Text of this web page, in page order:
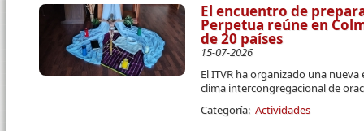
El encuentro de
Perpetua reúne en
de 20 países
15-07-2026
El ITVR ha organizado una
clima intercongregacional de
Categoría: Actividades